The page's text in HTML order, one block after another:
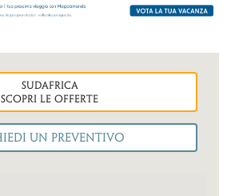
sudafrica
Scopri le OFFERTE